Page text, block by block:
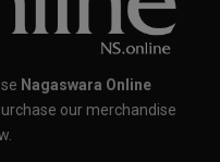
Nagaswara Online
our merchandise